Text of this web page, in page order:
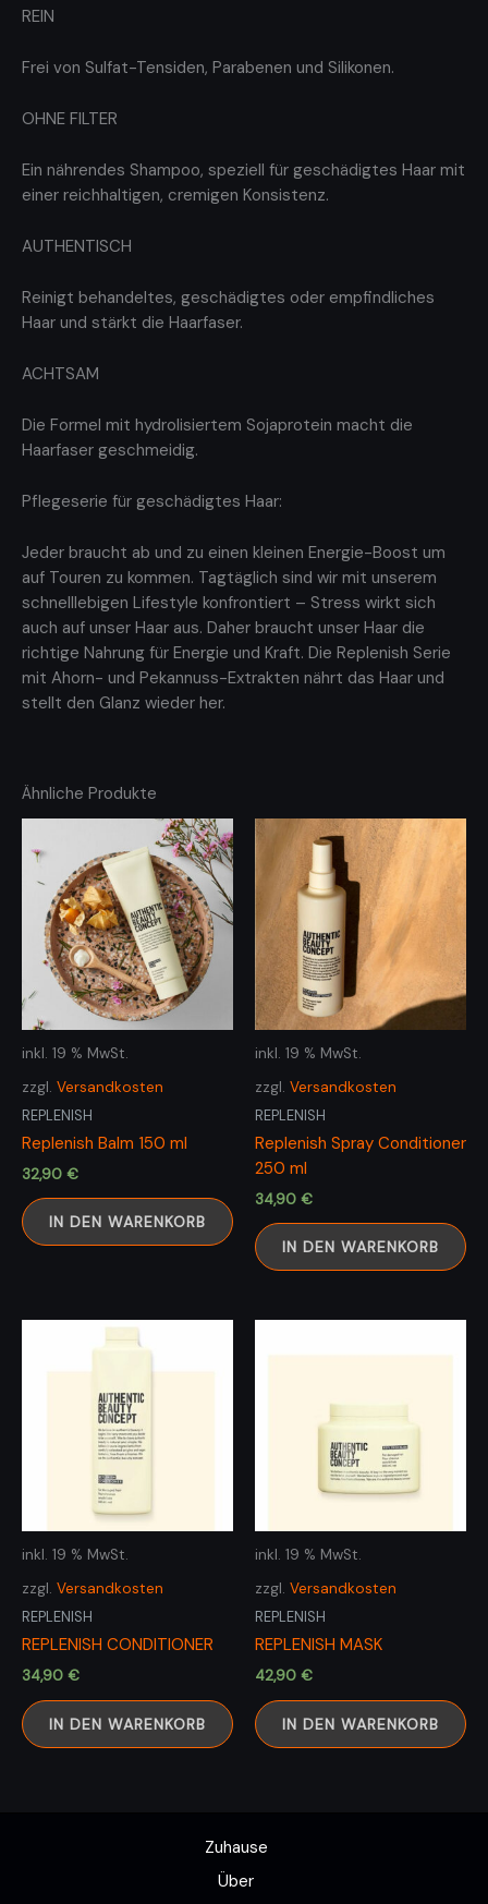
REIN
Frei von Sulfat-Tensiden, Parabenen und Silikonen.
OHNE FILTER
Ein nährendes Shampoo, speziell für geschädigtes Haar mit
einer reichhaltigen, cremigen Konsistenz.
AUTHENTISCH
Reinigt behandeltes, geschädigtes oder empfindliches
Haar und stärkt die Haarfaser.
ACHTSAM
Die Formel mit hydrolisiertem Sojaprotein macht die
Haarfaser geschmeidig.
Pflegeserie für geschädigtes Haar:
Jeder braucht ab und zu einen kleinen Energie-Boost um
auf Touren zu kommen. Tagtäglich sind wir mit unserem
schnelllebigen Lifestyle konfrontiert – Stress wirkt sich
auch auf unser Haar aus. Daher braucht unser Haar die
richtige Nahrung für Energie und Kraft. Die Replenish Serie
mit Ahorn- und Pekannuss-Extrakten nährt das Haar und
stellt den Glanz wieder her.
Ähnliche Produkte
inkl. 19 % MwSt.
zzgl. Versandkosten
REPLENISH
Replenish Balm 150 ml
32,90 €
IN DEN WARENKORB
inkl. 19 % MwSt.
zzgl. Versandkosten
REPLENISH
Replenish Spray Conditioner
250 ml
34,90 €
IN DEN WARENKORB
inkl. 19 % MwSt.
zzgl. Versandkosten
REPLENISH
REPLENISH CONDITIONER
34,90 €
IN DEN WARENKORB
inkl. 19 % MwSt.
zzgl. Versandkosten
REPLENISH
REPLENISH MASK
42,90 €
IN DEN WARENKORB
Zuhause
Über